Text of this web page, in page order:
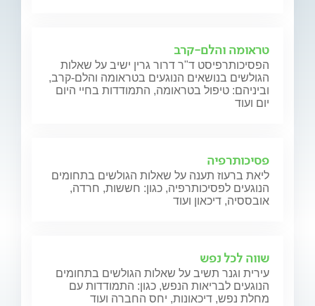
טראומה והלם-קרב
הפסיכותרפיסט ד"ר דרור גרין ישיב על שאלות
הגולשים בנושאים הנוגעים בטראומה והלם-קרב,
וביניהם: טיפול בטראומה, התמודדות בחיי היום
יום ועוד
פסיכותרפיה
ליאת ברעוז תענה על שאלות הגולשים בתחומים
הנוגעים לפסיכותרפיה, כגון: חששות, חרדה,
אובססיה, דיכאון ועוד
שווה לכל נפש
עירית וגנר תשיב על שאלות הגולשים בתחומים
הנוגעים לבריאות הנפש, כגון: התמודדות עם
מחלת נפש, דיכאונות, יחס החברה ועוד